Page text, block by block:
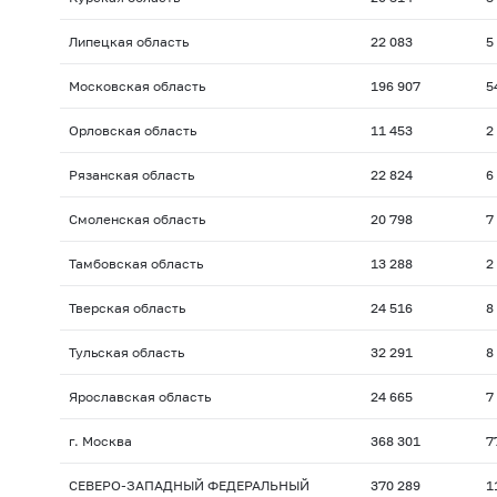
Липецкая область 22 083 5
Московская область 196 907
Орловская область 11 453 2
Рязанская область 22 824 6
Смоленская область 20 798 7
Тамбовская область 13 288 2
Тверская область 24 516 8
Тульская область 32 291 8
Ярославская область 24 665 7
г. Москва 368 301
СЕВЕРО-ЗАПАДНЫЙ ФЕДЕРАЛЬНЫЙ
370 289